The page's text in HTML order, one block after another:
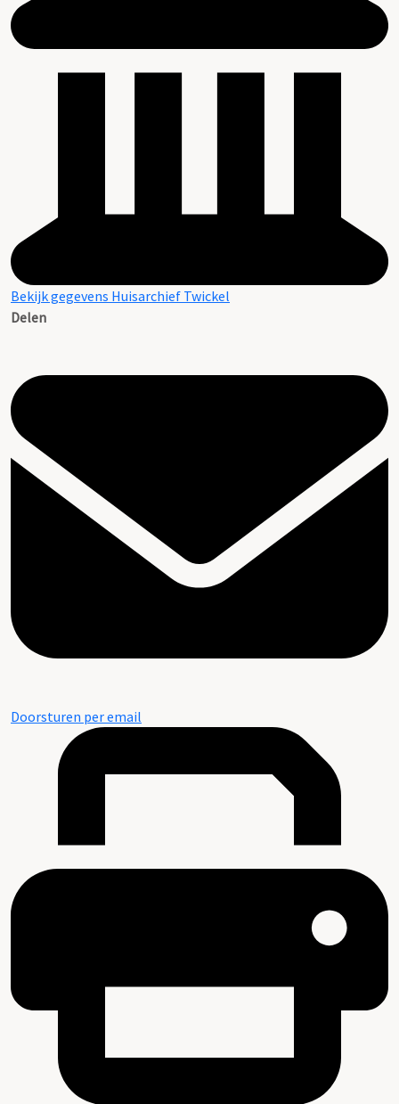
Bekijk gegevens Huisarchief Twickel
Delen
Doorsturen per email